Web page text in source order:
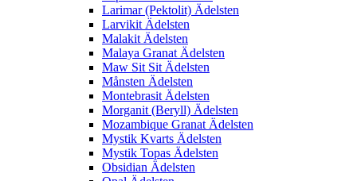
Larimar (Pektolit) Ädelsten
Larvikit Ädelsten
Malakit Ädelsten
Malaya Granat Ädelsten
Maw Sit Sit Ädelsten
Månsten Ädelsten
Montebrasit Ädelsten
Morganit (Beryll) Ädelsten
Mozambique Granat Ädelsten
Mystik Kvarts Ädelsten
Mystik Topas Ädelsten
Obsidian Ädelsten